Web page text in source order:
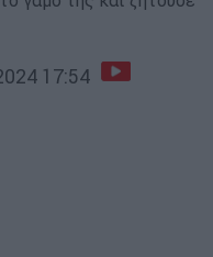
17:54